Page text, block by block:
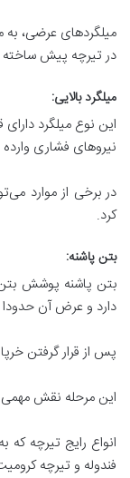
میلگردهای عرضی، به
در تیرچه پیش
میلگرد بالایی:
نیروهای فشاری
در برخی از موارد
کرد.
بتن پاشنه:
دارد و عرض آن حدودا 10 سانتی متر است.
پس از قرار گرفتن
این مرحله نقش مهمی
انواع رایج تیرچه که
فندوله و تیرچه